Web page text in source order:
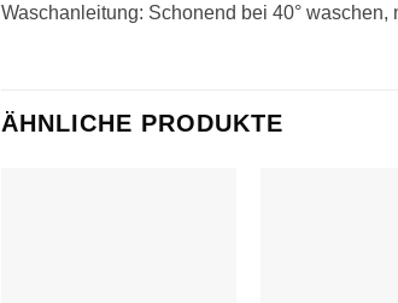
Waschanleitung: Schonend bei 40°
ÄHNLICHE PRODUKTE